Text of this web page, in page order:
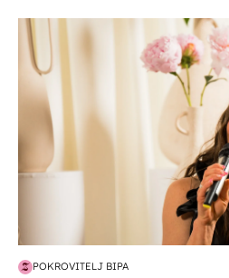
moda & ljepota
POKROVITELJ BIPA